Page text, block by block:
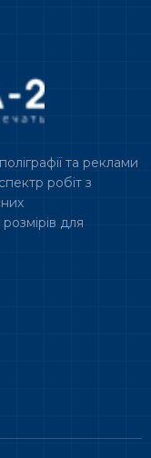
та реклами
робіт з
для